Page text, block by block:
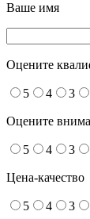
Ваше имя
Оцените
5 4 3
Оцените
5 4 3
Цена-качество
5 4 3